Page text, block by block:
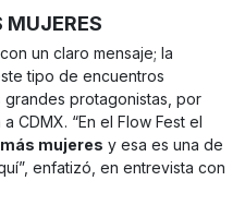
MUJERES
un claro mensaje; la
tipo de encuentros
grandes protagonistas, por
CDMX. “En el Flow Fest el
mujeres y esa es una de
enfatizó, en entrevista con